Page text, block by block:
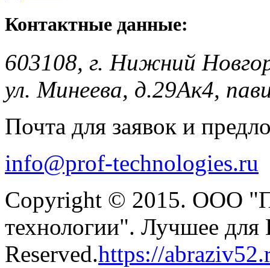
Контактные данные:
603108, г. Нижний
ул. Минеева, д.29Ак4,
Почта для заявок и
info@prof-technologies.ru
Copyright © 2015. ООО
технологии". Лучшее
Reserved.https://